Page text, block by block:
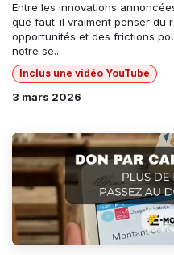
Entre les innovations
que faut-il vraiment penser du
opportunités et des frictions
notre se...
Inclus une vidéo YouTube
3 mars 2026